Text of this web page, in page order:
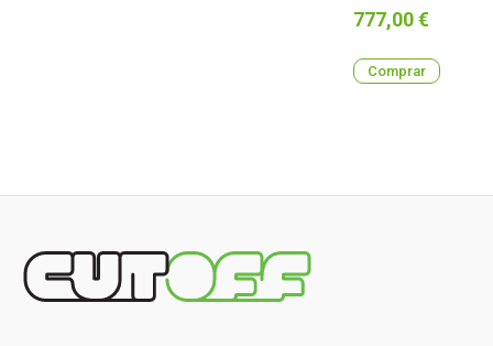
Precio
777,00 €
Comprar